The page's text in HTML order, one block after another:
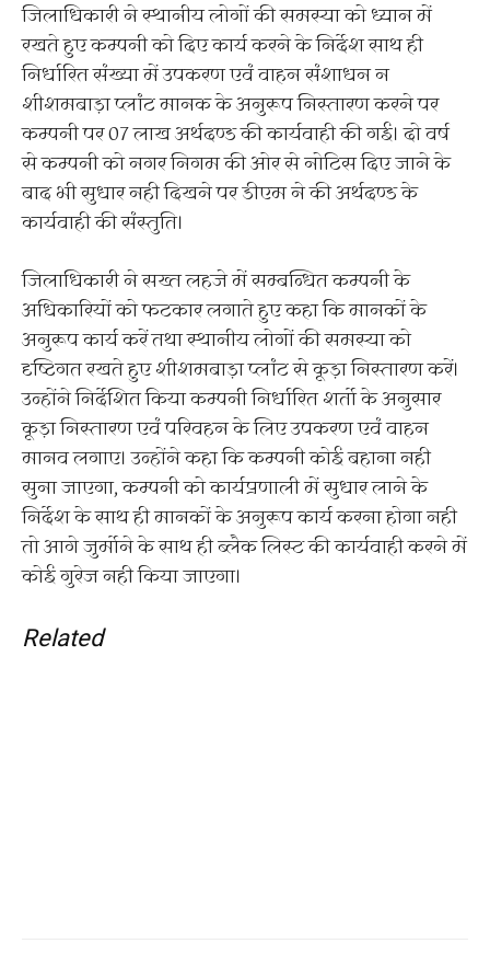
जिलाधिकारी ने स्थानीय लोगों की समस्या को ध्यान में
रखते हुए कम्पनी को दिए कार्य करने के निर्देश साथ ही
निर्धारित संख्या में उपकरण एवं वाहन संशाधन न
शीशमबाड़ा प्लांट मानक के अनुरूप निस्तारण करने पर
कम्पनी पर 07 लाख अर्थदण्ड की कार्यवाही की गई। दो वर्ष
से कम्पनी को नगर निगम की ओर से नोटिस दिए जाने के
बाद भी सुधार नही दिखने पर डीएम ने की अर्थदण्ड के
कार्यवाही की संस्तुति।
जिलाधिकारी ने सख्त लहजे में सम्बन्धित कम्पनी के
अधिकारियों को फटकार लगाते हुए कहा कि मानकों के
अनुरूप कार्य करें तथा स्थानीय लोगों की समस्या को
दृष्टिगत रखते हुए शीशमबाड़ा प्लांट से कूड़ा निस्तारण करें।
उन्होंने निर्देशित किया कम्पनी निर्धारित शर्ताे के अनुसार
कूड़ा निस्तारण एवं परिवहन के लिए उपकरण एवं वाहन
मानव लगाए। उन्होंने कहा कि कम्पनी कोई बहाना नही
सुना जाएगा, कम्पनी को कार्यप्रणाली में सुधार लाने के
निर्देश के साथ ही मानकों के अनुरूप कार्य करना होगा नही
तो आगे जुर्माेने के साथ ही ब्लैक लिस्ट की कार्यवाही करने में
कोई गुरेज नही किया जाएगा।
Related